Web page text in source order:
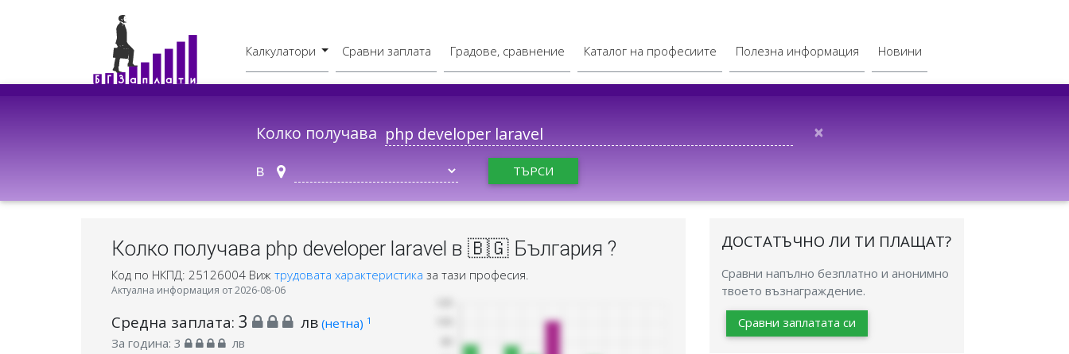
Калкулатори Сравни заплата Градове, сравнение Каталог на професиите Полезна информация Новини
Колко получава ×
в ТЪРСИ
Колко получава php developer laravel в 🇧🇬 България ?
Код по НКПД: 25126004Виж трудовата характеристика за тази професия.
Актуална информация от 2026-08-06
Средна заплата: 3 лв (нетна) 1
За година: 3 лв
ДОСТАТЪЧНО ЛИ ТИ ПЛАЩАТ?
Сравни напълно безплатно и анонимно
твоето възнаграждение.
Сравни заплатата си